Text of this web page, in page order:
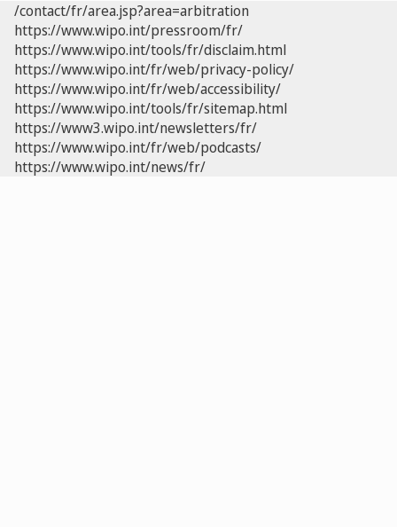
/contact/fr/area.jsp?area=arbitration
https://www.wipo.int/pressroom/fr/
https://www.wipo.int/tools/fr/disclaim.html
https://www.wipo.int/fr/web/privacy-policy/
https://www.wipo.int/fr/web/accessibility/
https://www.wipo.int/tools/fr/sitemap.html
https://www3.wipo.int/newsletters/fr/
https://www.wipo.int/fr/web/podcasts/
https://www.wipo.int/news/fr/